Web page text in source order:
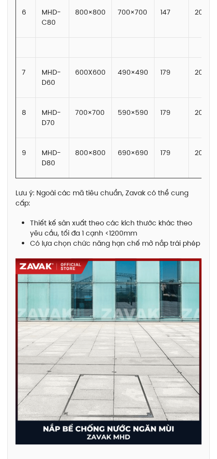
6
MHD-
C80
800×800 700×700 147 20
7
MHD-
D60
600X600 490×490 179 20
8
MHD-
D70
700×700 590×590 179 20
9
MHD-
D80
800×800 690×690 179 20
Lưu ý: Ngoài các mã tiêu chuẩn, Zavak có thể cung
cấp:
Thiết kế sản xuất theo các kích thước khác theo
yêu cầu, tối đa 1 cạnh <1200mm
Có lựa chọn chức năng hạn chế mở nắp trái phép